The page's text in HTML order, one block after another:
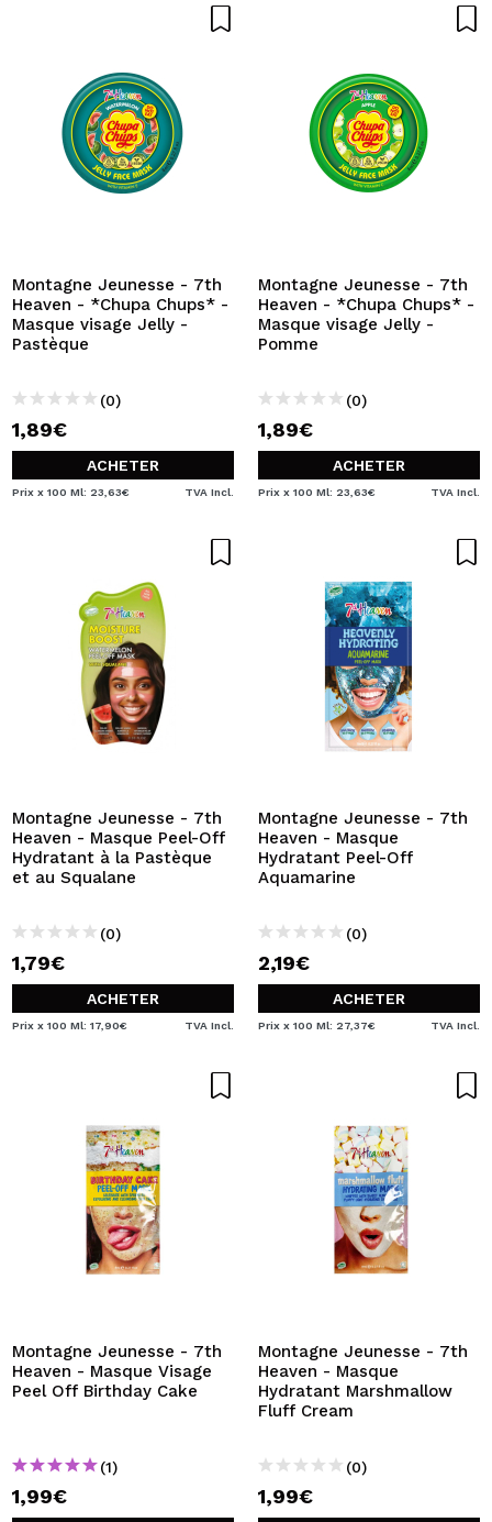
Montagne Jeunesse - 7th
Heaven - *Chupa Chups* -
Masque visage Jelly -
Pastèque
(0)
1,89€
ACHETER
Prix x 100 Ml: 23,63€ TVA Incl.
Montagne Jeunesse - 7th
Heaven - *Chupa Chups* -
Masque visage Jelly -
Pomme
(0)
1,89€
ACHETER
Prix x 100 Ml: 23,63€ TVA Incl.
Montagne Jeunesse - 7th
Heaven - Masque Peel-Off
Hydratant à la Pastèque
et au Squalane
(0)
1,79€
ACHETER
Prix x 100 Ml: 17,90€ TVA Incl.
Montagne Jeunesse - 7th
Heaven - Masque
Hydratant Peel-Off
Aquamarine
(0)
2,19€
ACHETER
Prix x 100 Ml: 27,37€ TVA Incl.
Montagne Jeunesse - 7th
Heaven - Masque Visage
Peel Off Birthday Cake
(1)
1,99€
Montagne Jeunesse - 7th
Heaven - Masque
Hydratant Marshmallow
Fluff Cream
(0)
1,99€